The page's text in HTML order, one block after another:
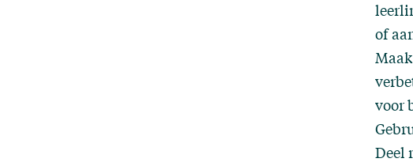
of
voor
Deel